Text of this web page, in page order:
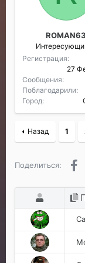
ROMAN63
Регистрация
27
Сообщения
Поблагодарили
Город
Назад 1
Поделиться: